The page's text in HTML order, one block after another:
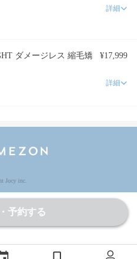
詳細
毛矯
¥17,999
詳細
予約する
Jocy inc.